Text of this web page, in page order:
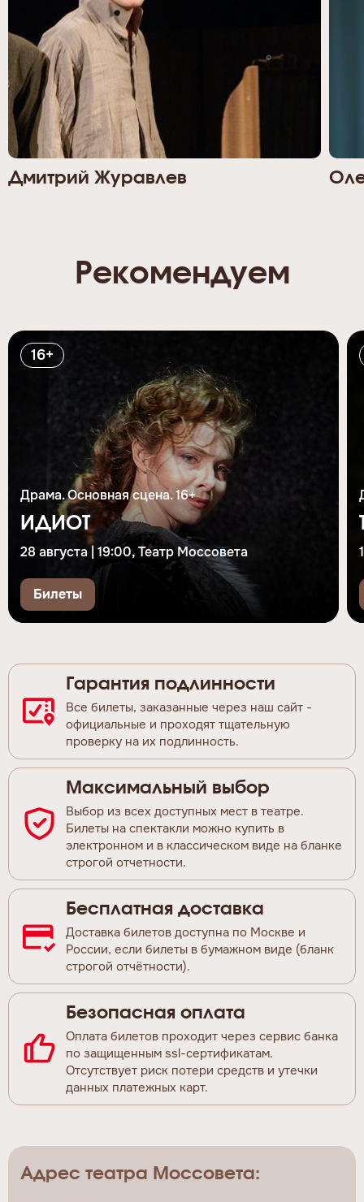
Дмитрий Журавлев
Рекомендуем
16+
Драма. Основная сцена. 16+
ИДИОТ
28 августа | 19:00, Театр Моссовета
Билеты
Гарантия подлинности
Все билеты, заказанные через наш сайт -
официальные и проходят тщательную
проверку на их подлинность.
Максимальный выбор
Выбор из всех доступных мест в театре.
Билеты на спектакли можно купить в
электронном и в классическом виде на бланке
строгой отчетности.
Бесплатная доставка
Доставка билетов доступна по Москве и
России, если билеты в бумажном виде (бланк
строгой отчётности).
Безопасная оплата
Оплата билетов проходит через сервис банка
по защищенным ssl-сертификатам.
Отсутствует риск потери средств и утечки
данных платежных карт.
Адрес театра Моссовета: